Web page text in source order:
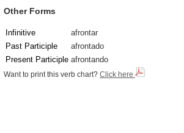
Other Forms
Infinitive
afrontar
Past Participle
afrontado
Present Participle afrontando
Want to print this verb chart? Click here